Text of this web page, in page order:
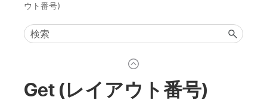
ウト番号)
Get (レイアウト番号)